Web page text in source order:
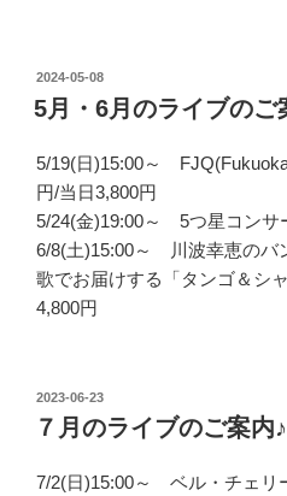
投
稿
日:
2024-05-08
5月・6月のライブのご
5/19(日)15:00～
円/当日3,800円
5/24(金)19:00～ 5つ星コン
6/8(土)15:00～ 川波幸恵のバ
歌でお届けする「タンゴ＆シ
4,800円
投
稿
日:
2023-06-23
７月のライブのご案内♪
7/2(日)15:00～ ベル・チェリ